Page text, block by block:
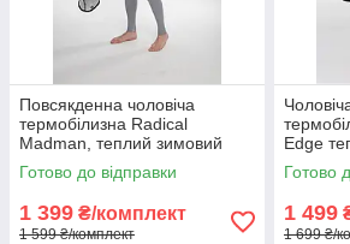
Повсякденна чоловіча
термобілизна Radical
Madman, теплий зимовий
комплект
Готово до відправки
1 399 ₴/комплект
1 599 ₴/комплект
Edge
комплект
Готово
1 499
1 699 ₴/